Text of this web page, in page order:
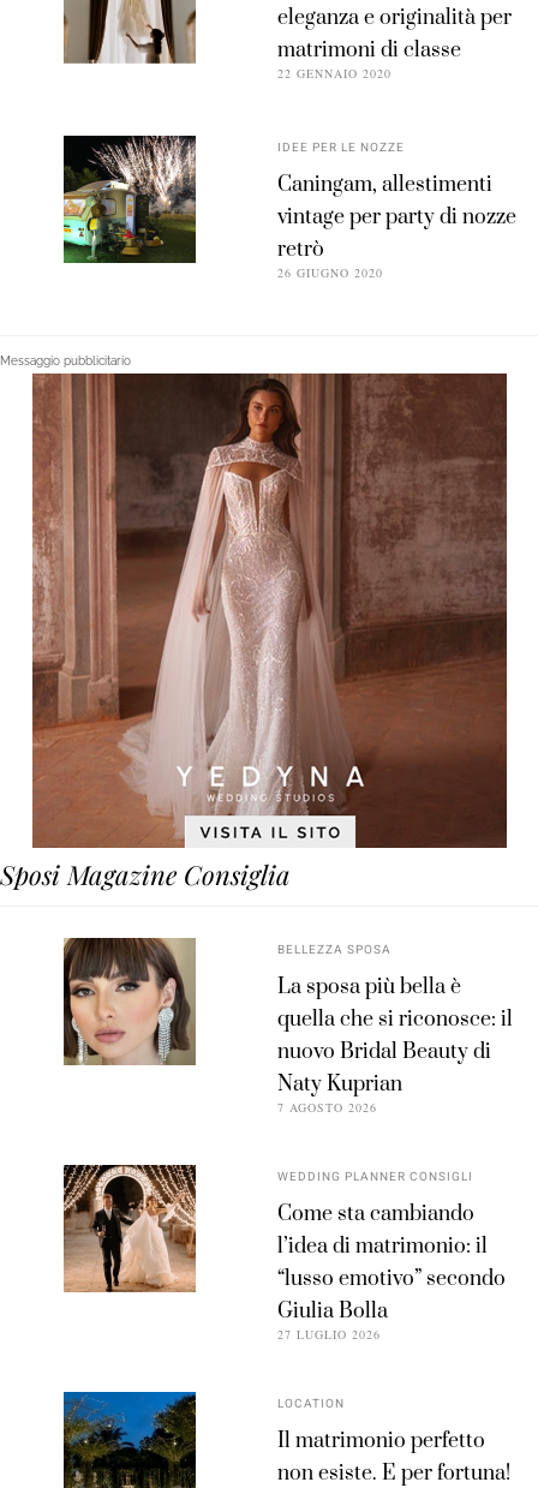
eleganza e originalità per
matrimoni di classe
22 GENNAIO 2020
IDEE PER LE NOZZE
Caningam, allestimenti
vintage per party di nozze
retrò
26 GIUGNO 2020
Messaggio pubblicitario
Sposi Magazine Consiglia
BELLEZZA SPOSA
La sposa più bella è
quella che si riconosce: il
nuovo Bridal Beauty di
Naty Kuprian
7 AGOSTO 2026
WEDDING PLANNER CONSIGLI
Come sta cambiando
l’idea di matrimonio: il
“lusso emotivo” secondo
Giulia Bolla
27 LUGLIO 2026
LOCATION
Il matrimonio perfetto
non esiste. E per fortuna!